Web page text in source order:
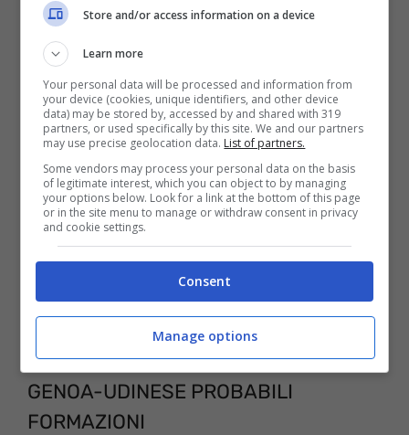
personal computer. Infine l’ultimo modo, la
piattaforma streaming Now Tv, che
necessita anche in questo caso di un
abbonamento.
GENOA-UDINESE PROBABILI
FORMAZIONI
Store and/or access information on a device
Learn more
Your personal data will be processed and information from
your device (cookies, unique identifiers, and other device
data) may be stored by, accessed by and shared with 319
partners, or used specifically by this site. We and our partners
may use precise geolocation data. List of partners.
Some vendors may process your personal data on the basis
of legitimate interest, which you can object to by managing
your options below. Look for a link at the bottom of this page
or in the site menu to manage or withdraw consent in privacy
and cookie settings.
Consent
Manage options